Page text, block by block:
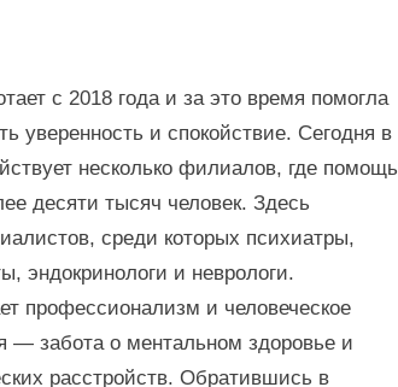
с 2018 года и за это время помогла
уверенность и спокойствие. Сегодня в
несколько филиалов, где помощь
десяти тысяч человек. Здесь
среди которых психиатры,
эндокринологи и неврологи.
профессионализм и человеческое
— забота о ментальном здоровье и
расстройств. Обратившись в